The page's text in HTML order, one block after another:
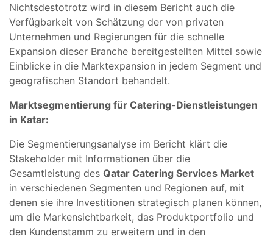
Nichtsdestotrotz wird in diesem Bericht auch die
Verfügbarkeit von Schätzung der von privaten
Unternehmen und Regierungen für die schnelle
Expansion dieser Branche bereitgestellten Mittel sowie
Einblicke in die Marktexpansion in jedem Segment und
geografischen Standort behandelt.
Marktsegmentierung für Catering-Dienstleistungen
in Katar:
Die Segmentierungsanalyse im Bericht klärt die
Stakeholder mit Informationen über die
Gesamtleistung des Qatar Catering Services Market
in verschiedenen Segmenten und Regionen auf, mit
denen sie ihre Investitionen strategisch planen können,
um die Markensichtbarkeit, das Produktportfolio und
den Kundenstamm zu erweitern und in den